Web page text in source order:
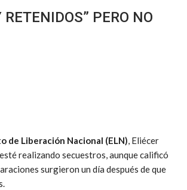
PERO NO
de Liberación Nacional (ELN), Eliécer
realizando secuestros, aunque calificó
surgieron un día después de que